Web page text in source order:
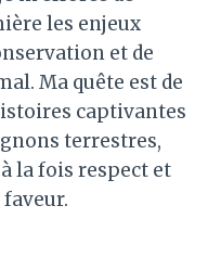
les enjeux
et de
Ma quête est de
captivantes
terrestres,
la fois respect et